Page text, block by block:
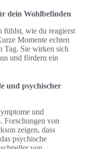
dein Wohlbefinden
fühlst, wie du reagierst
Momente echten
Tag. Sie wirken sich
und fördern ein
und psychischer
und
Forschungen von
zeigen, dass
psychische